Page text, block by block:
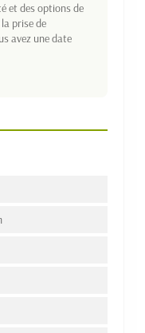
et des options de
prise de
avez une date